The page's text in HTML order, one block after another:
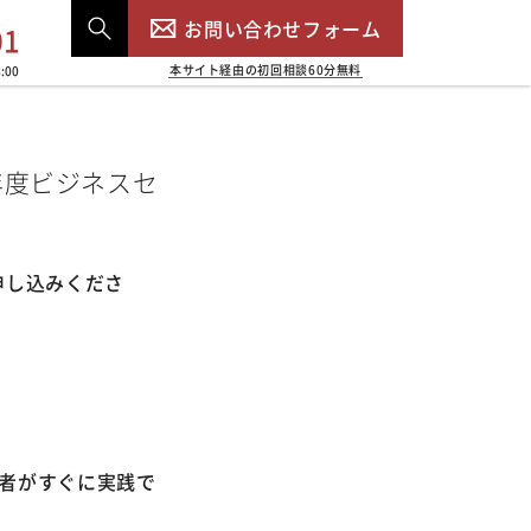
お問い合わせフォーム
本サイト経由の初回相談60分無料
ビジネスセ
込みくださ
がすぐに実践で